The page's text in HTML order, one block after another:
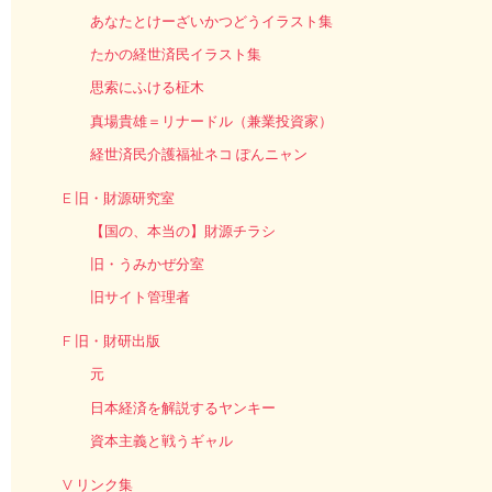
あなたとけーざいかつどうイラスト集
たかの経世済民イラスト集
思索にふける柾木
真場貴雄＝リナードル（兼業投資家）
経世済民介護福祉ネコ ぽんニャン
E 旧・財源研究室
【国の、本当の】財源チラシ
旧・うみかぜ分室
旧サイト管理者
F 旧・財研出版
元
日本経済を解説するヤンキー
資本主義と戦うギャル
V リンク集